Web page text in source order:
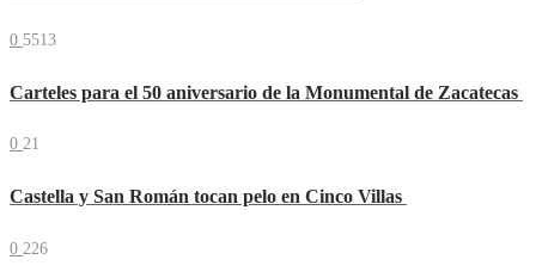
0 5513
Carteles para el 50 aniversario de la Monumental de Zacatecas
0 21
Castella y San Román tocan pelo en Cinco Villas
0 226